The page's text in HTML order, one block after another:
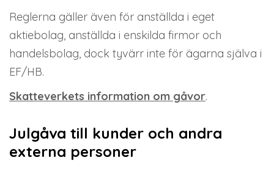
Reglerna gäller även för anställda i eget
aktiebolag, anställda i enskilda firmor och
handelsbolag, dock tyvärr inte för ägarna själva i
EF/HB.
Skatteverkets information om gåvor.
Julgåva till kunder och andra
externa personer